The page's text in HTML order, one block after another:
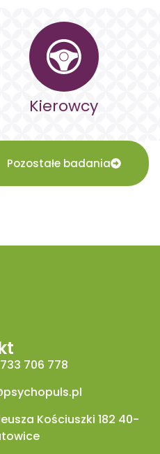
Kierowcy
Pozostałe badania
706 778
Kościuszki 182 40-